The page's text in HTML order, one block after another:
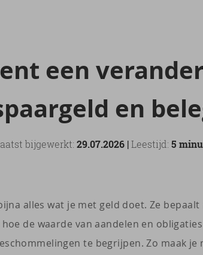
een
en
bijgewerkt: 29.07.2026 |Leestijd: 5
alles wat je met geld doet. Ze
de waarde van aandelen en
te begrijpen. Zo maak je